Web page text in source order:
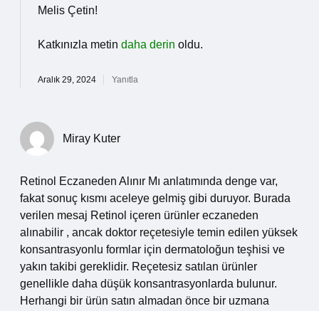
Melis Çetin!
Katkınızla metin daha derin oldu.
Aralık 29, 2024 Yanıtla
Miray Kuter
Retinol Eczaneden Alınır Mı anlatımında denge var,
fakat sonuç kısmı aceleye gelmiş gibi duruyor. Burada
verilen mesaj Retinol içeren ürünler eczaneden
alınabilir , ancak doktor reçetesiyle temin edilen yüksek
konsantrasyonlu formlar için dermatoloğun teşhisi ve
yakın takibi gereklidir. Reçetesiz satılan ürünler
genellikle daha düşük konsantrasyonlarda bulunur.
Herhangi bir ürün satın almadan önce bir uzmana